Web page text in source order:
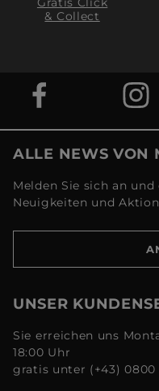
& Collect
ALLE NEWS VON
Melden Sie sich an
Neuigkeiten und
UNSER
Sie erreichen uns
18:00 Uhr
gratis unter (+43) 0800